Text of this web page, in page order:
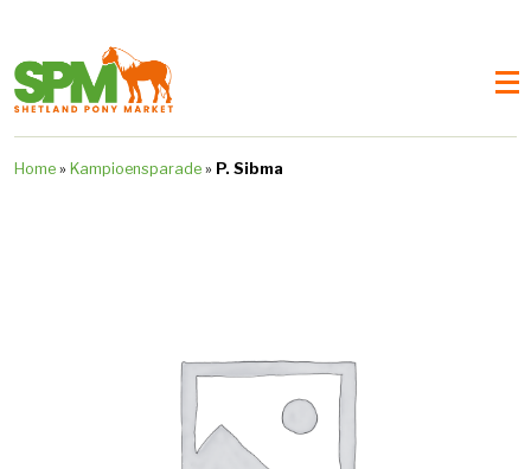
Home » Kampioensparade » P. Sibma